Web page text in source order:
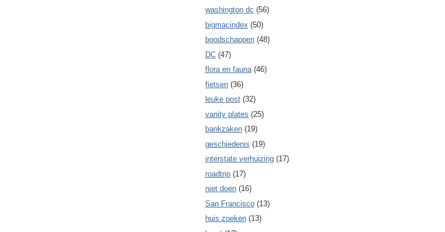
washington dc (56)
bigmacindex (50)
boodschappen (48)
DC (47)
flora en fauna (46)
fietsen (36)
leuke post (32)
vanity plates (25)
bankzaken (19)
geschiedenis (19)
interstate verhuizing (17)
roadtrip (17)
niet doen (16)
San Francisco (13)
huis zoeken (13)